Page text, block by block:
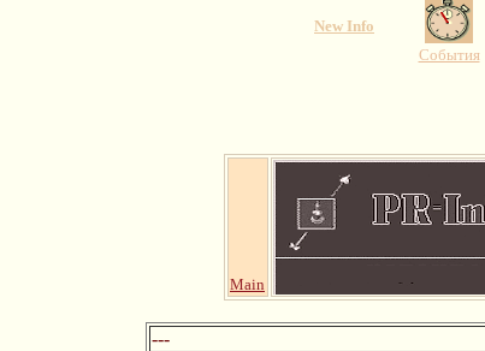
New Info
События
Main
---